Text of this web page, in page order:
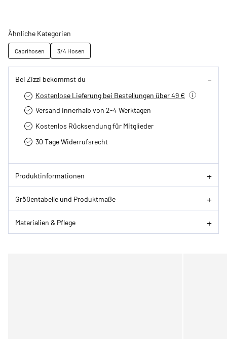
Ähnliche Kategorien
Caprihosen 3/4 Hosen
Bei Zizzi bekommst du
Kostenlose Lieferung bei Bestellungen über 49 €
Versand innerhalb von 2-4 Werktagen
Kostenlos Rücksendung für Mitglieder
30 Tage Widerrufsrecht
Produktinformationen
Größentabelle und Produktmaße
Materialien & Pflege